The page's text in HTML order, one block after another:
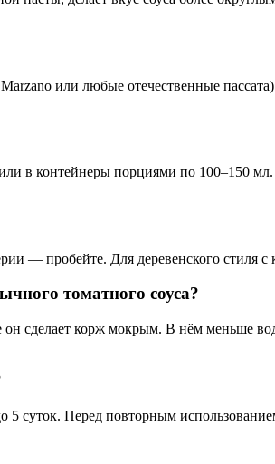
или любые отечественные
в контейнеры порциями по 100–150
— пробейте. Для деревенского стиля
томатного соуса?
сделает корж мокрым. В нём меньше
суток. Перед повторным